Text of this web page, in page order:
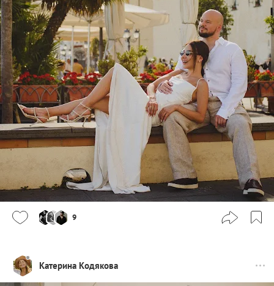
9
Катерина Кодякова